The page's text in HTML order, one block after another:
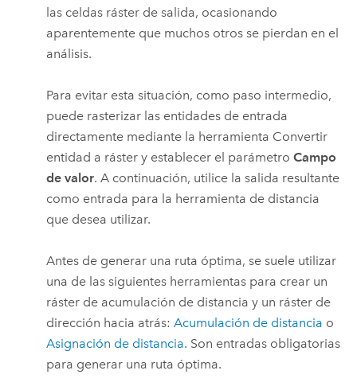
las celdas ráster de salida, ocasionando
aparentemente que muchos otros se pierdan en el
análisis.
Para evitar esta situación, como paso intermedio,
puede rasterizar las entidades de entrada
directamente mediante la herramienta Convertir
entidad a ráster y establecer el parámetroCampo
de valor. A continuación, utilice la salida resultante
como entrada para la herramienta de distancia
que desea utilizar.
Antes de generar una ruta óptima, se suele utilizar
una de las siguientes herramientas para crear un
ráster de acumulación de distancia y un ráster de
dirección hacia atrás:Acumulación de distancia o
Asignación de distancia. Son entradas obligatorias
para generar una ruta óptima.